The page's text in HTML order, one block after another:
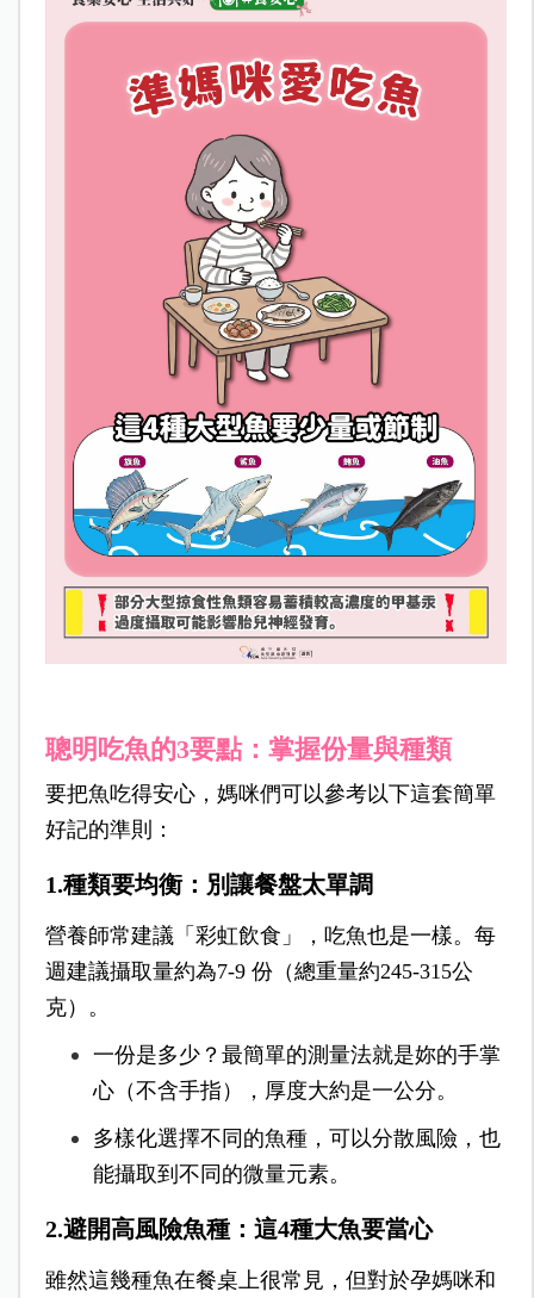
聰明吃魚的3要點：掌握份量與種類
要把魚吃得安心，媽咪們可以參考以下這套簡單
好記的準則：
1.種類要均衡：別讓餐盤太單調
營養師常建議「彩虹飲食」，吃魚也是一樣。每
週建議攝取量約為7-9 份（總重量約245-315公
克）。
一份是多少？最簡單的測量法就是妳的手掌
心（不含手指），厚度大約是一公分。
多樣化選擇不同的魚種，可以分散風險，也
能攝取到不同的微量元素。
2.避開高風險魚種：這4種大魚要當心
雖然這幾種魚在餐桌上很常見，但對於孕媽咪和